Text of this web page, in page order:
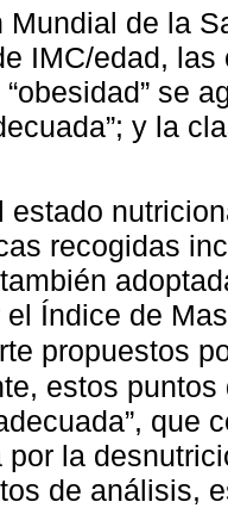
Mundial de la
IMC/edad, las
“obesidad” se
y la
estado
recogidas
Índice de
propuestos
estos
que
por la
de análisis,